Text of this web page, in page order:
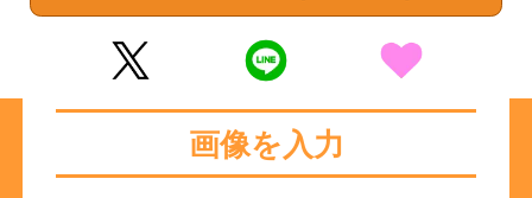
画像を入力